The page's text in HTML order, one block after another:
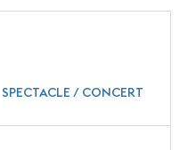
SPECTACLE / CONCERT